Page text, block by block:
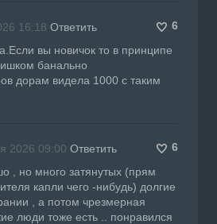
16:18 Ответить
6
вы новичок то в принципе
банально
дорам видела 1000 с таким
2026 09:00 Ответить
6
, но много затянутых (прям
капли чего -нибудь) долгие
, а потом чрезмерная
люди тоже есть .. понравился